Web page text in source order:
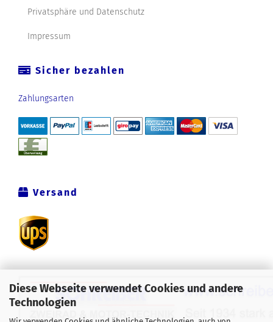
Diese Webseite verwendet Cookies und andere
Technologien
Privatsphäre und Datenschutz
Impressum
Sicher bezahlen
Zahlungsarten
Versand